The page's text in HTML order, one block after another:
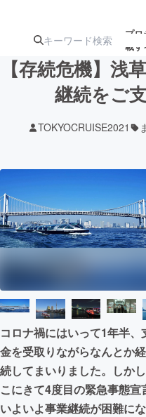
プ
載す
ジェクト
ターン
ジェクト
テクノロジー・
映像・映画
ビジネス・起業
まちづくり・地
CAMPFIRE for Social
CAMPFIREふるさと
【存続危機】浅
継続をご
TOKYOCRUISE2021
コロナ禍にはいって1年半、
金を受取りながらなんとか
続してまいりました。しか
こにきて4度目の緊急事態宣
いよいよ事業継続が困難に